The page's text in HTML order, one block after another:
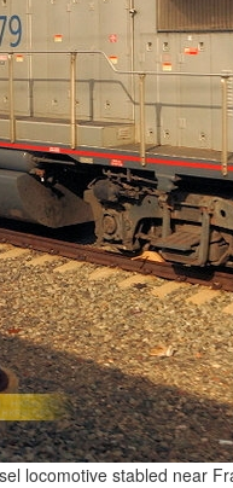
locomotive stabled near